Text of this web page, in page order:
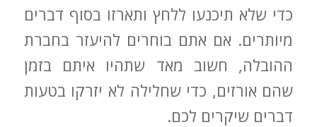
כדי שלא תיכנעו ללחץ ותארזו בסוף דברים
מיותרים. אם אתם בוחרים להיעזר בחברת
ההובלה, חשוב מאד שתהיו איתם בזמן
שהם אורזים, כדי שחלילה לא יזרקו בטעות
דברים שיקרים לכם.